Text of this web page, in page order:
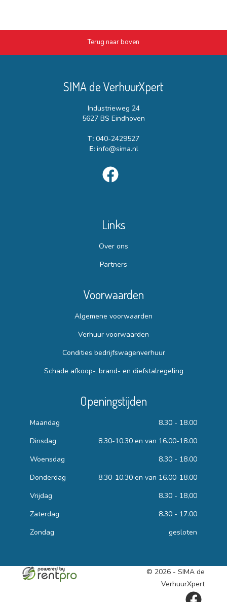
Terug naar boven
SIMA de VerhuurXpert
Industrieweg 24
5627 BS Eindhoven
T: 040-2429527
E: info@sima.nl
Links
Over ons
Partners
Voorwaarden
Algemene voorwaarden
Verhuur voorwaarden
Condities bedrijfswagenverhuur
Schade afkoop-, brand- en diefstalregeling
Openingstijden
Maandag
8.30 - 18.00
Dinsdag
8.30-10.30 en van 16.00-18.00
Woensdag
8.30 - 18.00
Donderdag
8.30-10.30 en van 16.00-18.00
Vrijdag
8.30 - 18,00
Zaterdag
8.30 - 17.00
Zondag
gesloten
© 2026 - SIMA de
VerhuurXpert
facebook